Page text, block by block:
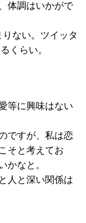
体調はいかがで
ない。ツイッタ
くらい。
等に興味はない
ですが、私は恋
そと考えてお
かなと。
人と深い関係は